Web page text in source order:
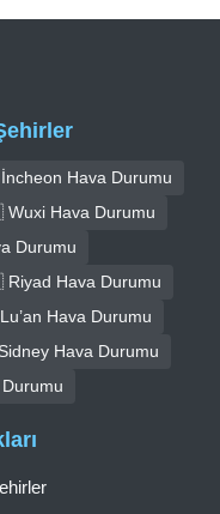
Hava Durumu
Hava Durumu
Durumu
Hava Durumu
Hava Durumu
Hava Durumu